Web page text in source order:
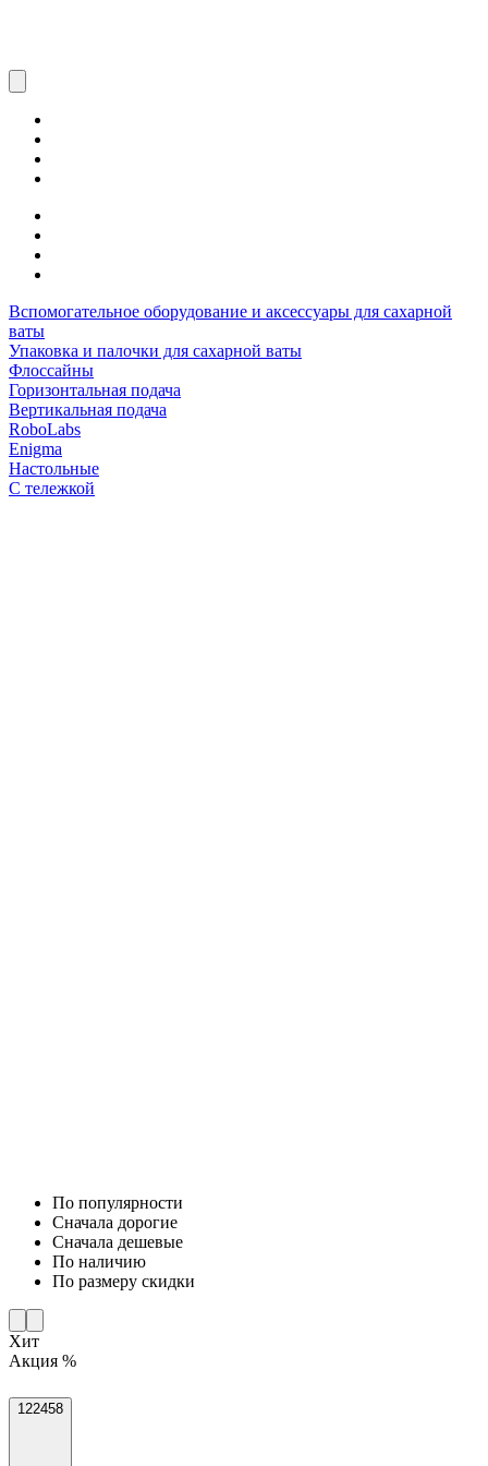
Вспомогательное оборудование и аксессуары для сахарной
ваты
Упаковка и палочки для сахарной ваты
Флоссайны
Горизонтальная подача
Вертикальная подача
RoboLabs
Enigma
Настольные
С тележкой
По популярности
Cначала дорогие
Cначала дешевые
По наличию
По размеру скидки
Хит
Акция %
122458